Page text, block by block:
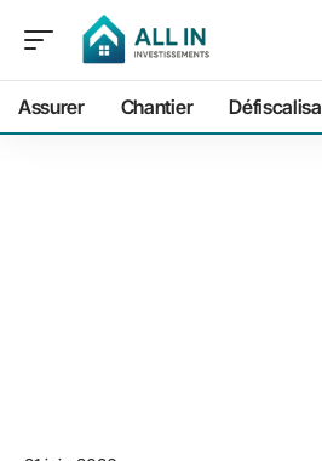
Assurer Chantier